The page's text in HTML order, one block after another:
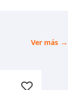
Ver más →